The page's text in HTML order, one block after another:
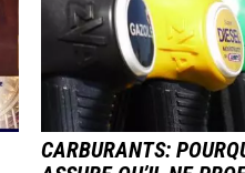
IMAGE
CARBURANTS: